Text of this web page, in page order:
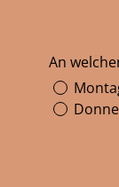
An